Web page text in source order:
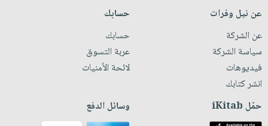
عن نيل وفرات
عن الشركة
سياسة الشركة
فيديوهات
انشر كتابك
حسابك
حسابك
عربة التسوق
لائحة الأمنيات
حمّل iKitab وسائل الدفع